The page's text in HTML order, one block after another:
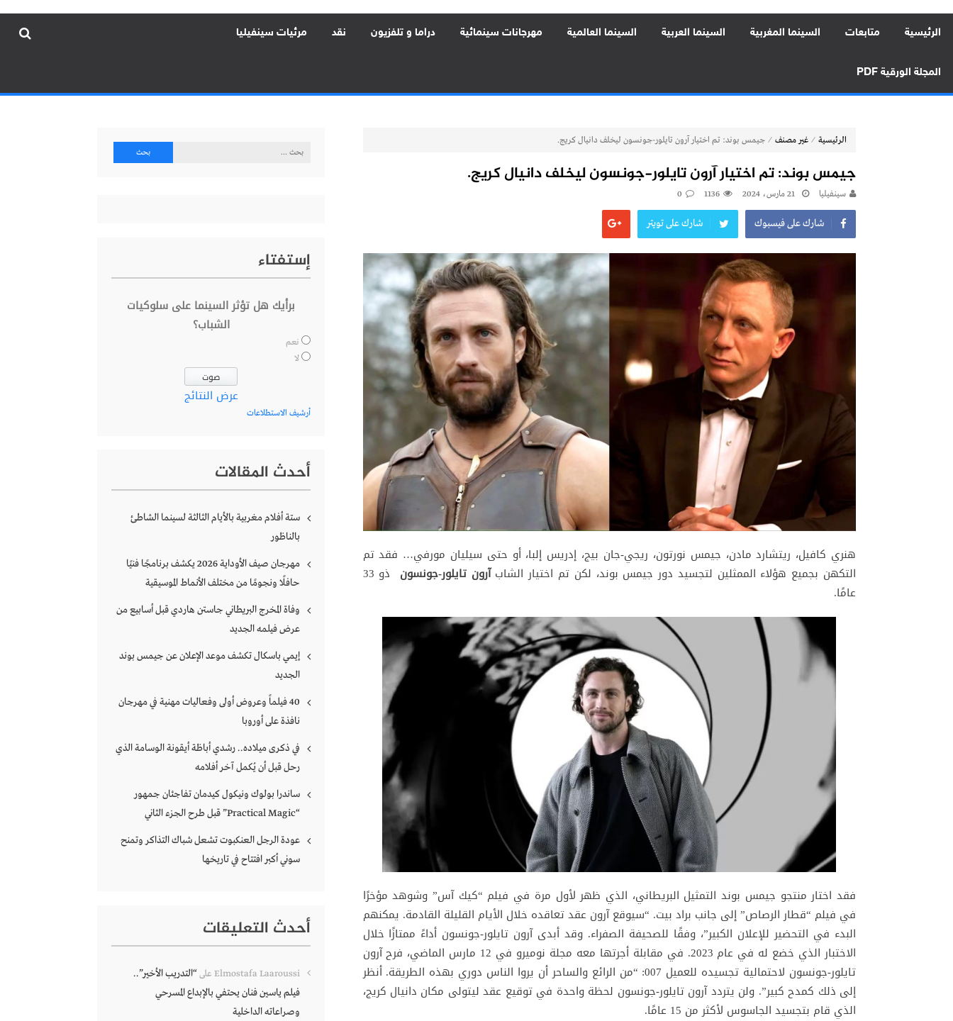
الرئيسية متابعات السينما المغربية السينما العربية السينما العالمية مهرجانات سينمائية دراما و تلفزيون نقد مرئيات سينفيليا
المجلة الورقية PDF
الرئيسية ⁄ غير مصنف ⁄ جيمس بوند: تم اختيار آرون تايلور-جونسون ليخلف دانيال كريج.
جيمس بوند: تم اختيار آرون تايلور-جونسون ليخلف دانيال كريج.
سينفيليا 21 مارس، 2024 1136
0
شارك على فيسبوك شارك على تويتر
هنري كافيل، ريتشارد مادن، جيمس نورتون، ريجي-جان بيج، إدريس إلبا، أو حتى سيليان مورفي… فقد تم
التكهن بجميع هؤلاء الممثلين لتجسيد دور جيمس بوند، لكن تم اختيار الشابآرون تايلور-جونسون
ذو 33
عامًا.
فقد اختار منتجو جيمس بوند التمثيل البريطاني، الذي ظهر لأول مرة في فيلم “كيك آس” وشوهد مؤخرًا
في فيلم “قطار الرصاص” إلى جانب براد بيت. “سيوقع آرون عقد تعاقده خلال الأيام القليلة القادمة. يمكنهم
البدء في التحضير للإعلان الكبير”، وفقًا للصحيفة الصفراء. وقد أبدى آرون تايلور-جونسون أداءً ممتازًا خلال
الاختبار الذي خضع له في عام 2023. في مقابلة أجرتها معه مجلة نوميرو في 12 مارس الماضي، فرح آرون
تايلور-جونسون لاحتمالية تجسيده للعميل 007: “من الرائع والساحر أن يروا الناس دوري بهذه الطريقة. أنظر
إلى ذلك كمدح كبير”. ولن يتردد آرون تايلور-جونسون لحظة واحدة في توقيع عقد ليتولى مكان دانيال كريج،
الذي قام بتجسيد الجاسوس لأكثر من 15 عامًا.
البحث
إستفتاء
برأيك هل تؤثر السينما على سلوكيات
الشباب؟
نعم
لا
عرض النتائج
أرشيف الاستطلاعات
أحدث المقالات
ستة أفلام مغربية بالأيام الثالثة لسينما الشاطئ
بالناظور
مهرجان صيف الأوداية 2026 يكشف برنامجًا فنيًا
حافلًا ونجومًا من مختلف الأنماط الموسيقية
وفاة المخرج البريطاني جاستن هاردي قبل أسابيع من
عرض فيلمه الجديد
إيمي باسكال تكشف موعد الإعلان عن جيمس بوند
الجديد
40 فيلماً وعروض أولى وفعاليات مهنية في مهرجان
نافذة على أوروبا
في ذكرى ميلاده.. رشدي أباظة أيقونة الوسامة الذي
رحل قبل أن يُكمل آخر أفلامه
ساندرا بولوك ونيكول كيدمان تفاجئان جمهور
“Practical Magic” قبل طرح الجزء الثاني
عودة الرجل العنكبوت تشعل شباك التذاكر وتمنح
سوني أكبر افتتاح في تاريخها
أحدث التعليقات
Elmostafa Laaroussi على“التدريب الأخير”..
فيلم ياسين فنان يحتفي بالإبداع المسرحي
وصراعاته الداخلية